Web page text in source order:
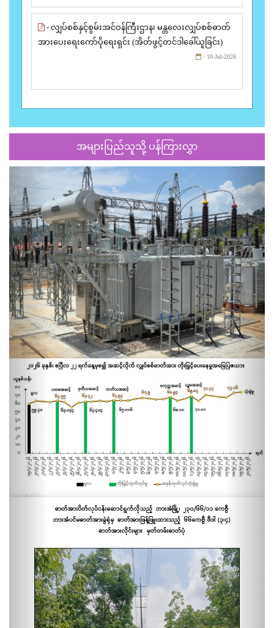
- လျှပ်စစ်နှင့်စွမ်းအင်ဝန်ကြီးဌာန၊ မန္တလေးလျှပ်စစ်ဓာတ်
အားပေးရေးကော်ပိုရေးရှင်း (အိတ်ဖွင့်တင်ဒါခေါ်ယူခြင်း)
- 10-Jul-2026
အများပြည်သူသို့ ပန်ကြားလွှာ
Previous